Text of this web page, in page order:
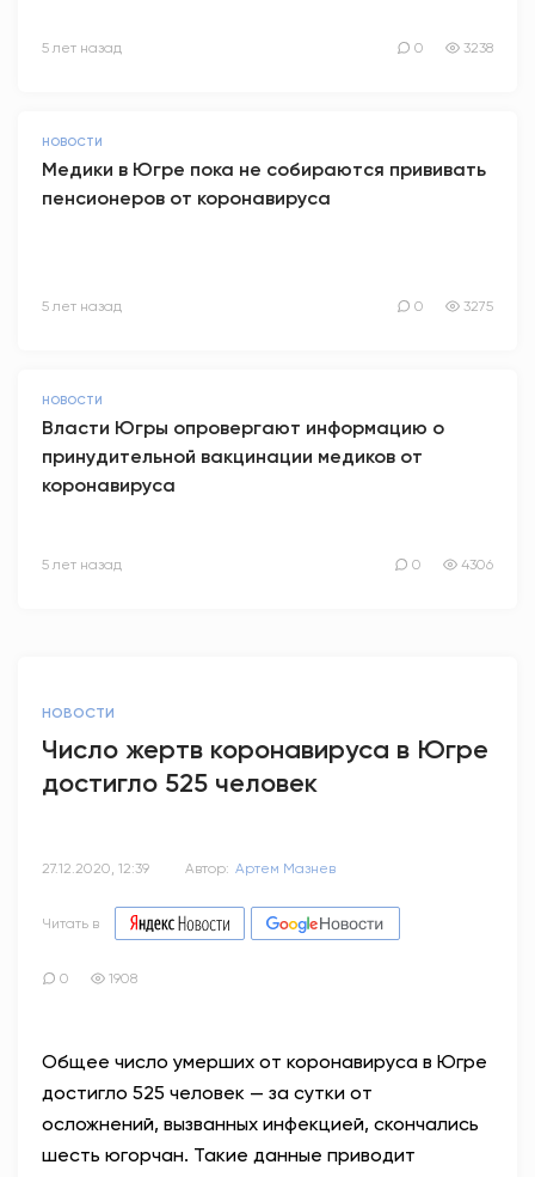
5 лет назад 0 3238
НОВОСТИ
Медики в Югре пока не собираются прививать
пенсионеров от коронавируса
5 лет назад 0 3275
НОВОСТИ
Власти Югры опровергают информацию о
принудительной вакцинации медиков от
коронавируса
5 лет назад 0 4306
НОВОСТИ
Число жертв коронавируса в Югре
достигло 525 человек
27.12.2020, 12:39 Автор: Артем Мазнев
Читать в
0 1908
Общее число умерших от коронавируса в Югре
достигло 525 человек — за сутки от
осложнений, вызванных инфекцией, скончались
шесть югорчан. Такие данные приводит